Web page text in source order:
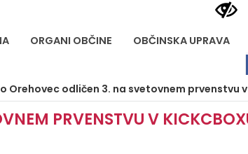
ORGANI OBČINE OBČINSKA UPRAVA
Orehovec odličen 3. na svetovnem prvenstvu
PRVENSTVU V